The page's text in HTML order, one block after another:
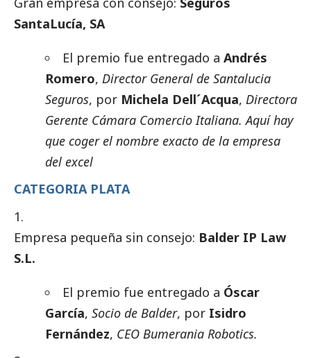
SantaLucía, SA
El premio fue entregado a Andrés
Romero, Director General de Santalucia
Seguros, por Michela Dell´Acqua, Directora
Gerente Cámara Comercio Italiana. Aquí hay
que coger el nombre exacto de la empresa
del excel
CATEGORIA PLATA
Empresa pequeña sin consejo: Balder IP Law
S.L.
El premio fue entregado a Óscar
García, Socio de Balder, por Isidro
Fernández, CEO Bumerania Robotics.